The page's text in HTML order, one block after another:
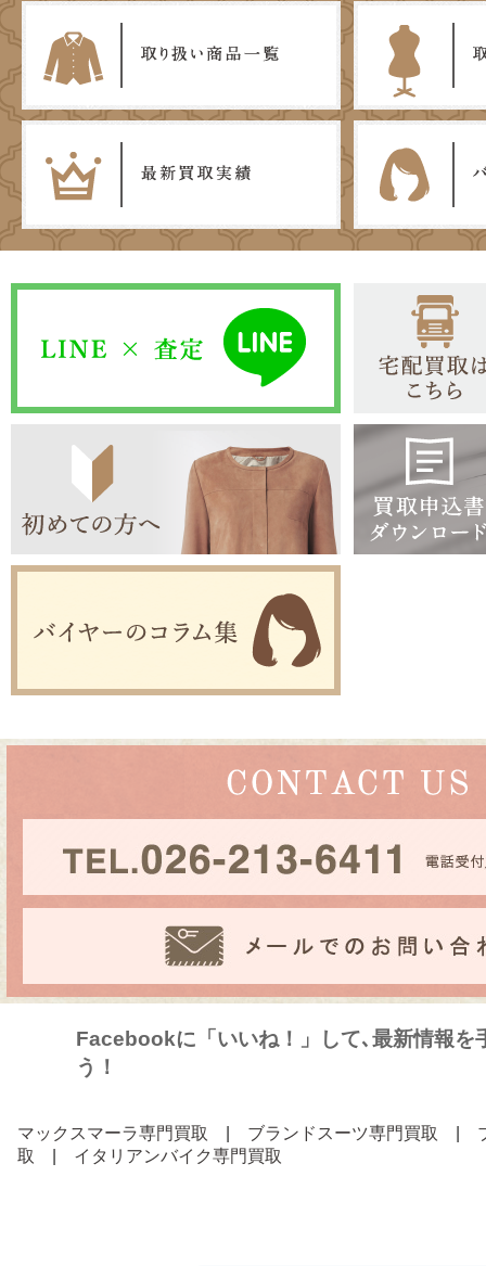
Facebookに「いいね！」して､最新情報を
う！
マックスマーラ専門買取 ブランドスーツ専門買取
取
イタリアンバイク専門買取